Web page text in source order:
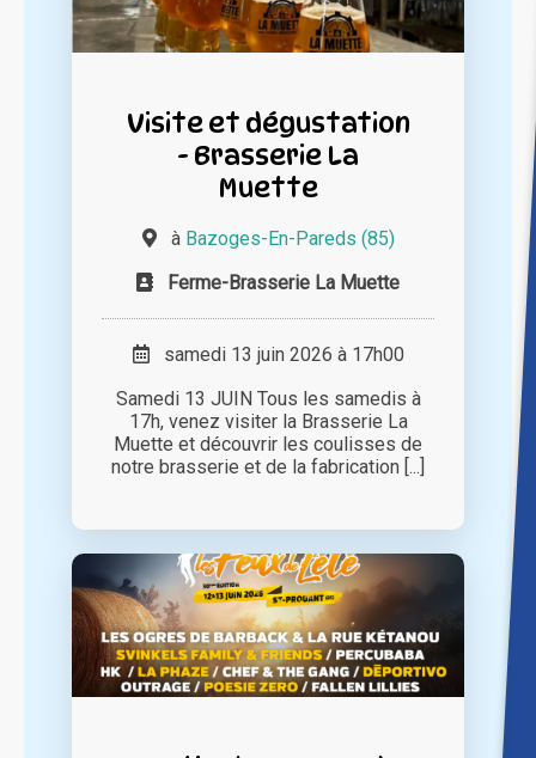
Visite et dégustation
- Brasserie La
Muette
à Bazoges-En-Pareds (85)
Ferme-Brasserie La Muette
samedi 13 juin 2026 à 17h00
Samedi 13 JUIN Tous les samedis à
17h, venez visiter la Brasserie La
Muette et découvrir les coulisses de
notre brasserie et de la fabrication [...]